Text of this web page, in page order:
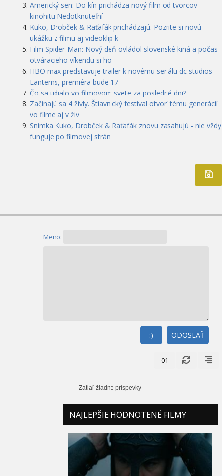
Americký sen: Do kín prichádza nový film od tvorcov
kinohitu Nedotknuteľní
Kuko, Drobček & Raťafák prichádzajú. Pozrite si novú
ukážku z filmu aj videoklip k
Film Spider-Man: Nový deň ovládol slovenské kiná a počas
otváracieho víkendu si ho
HBO max predstavuje trailer k novému seriálu dc studios
Lanterns, premiéra bude 17
Čo sa udialo vo filmovom svete za posledné dni?
Začínajú sa 4 živly. Štiavnický festival otvorí tému generácií
vo filme aj v živ
Snímka Kuko, Drobček & Raťafák znovu zasahujú - nie vždy
funguje po filmovej strán
Meno:
ODOSLAŤ
:)
01
Zatiaľ žiadne príspevky
NAJLEPŠIE HODNOTENÉ FILMY